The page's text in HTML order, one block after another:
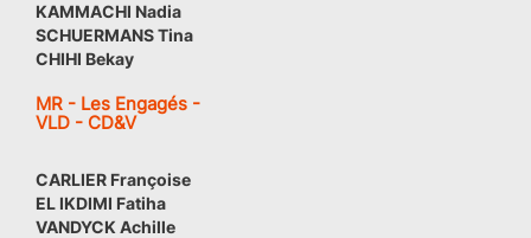
KAMMACHI Nadia
SCHUERMANS Tina
CHIHI Bekay
MR - Les Engagés -
VLD - CD&V
CARLIER Françoise
EL IKDIMI Fatiha
VANDYCK Achille